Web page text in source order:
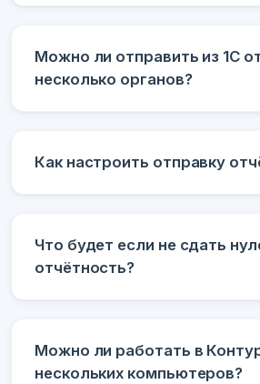
Можно ли отправить из 1С
несколько органов?
Как настроить отправку
Что будет если не сдать
отчётность?
Можно ли работать в
нескольких компьютеров?